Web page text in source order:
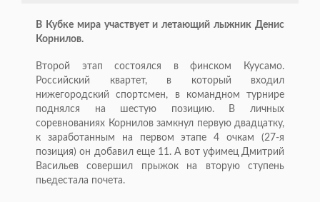
В Кубке мира участвует и летающий лыжник Денис
Корнилов.
Второй этап состоялся в финском Куусамо.
Российский квартет, в который входил
нижегородский спортсмен, в командном турнире
поднялся на шестую позицию. В личных
соревнованиях Корнилов замкнул первую двадцатку,
к заработанным на первом этапе 4 очкам (27-я
позиция) он добавил еще 11. А вот уфимец Дмитрий
Васильев совершил прыжок на вторую ступень
пьедестала почета.